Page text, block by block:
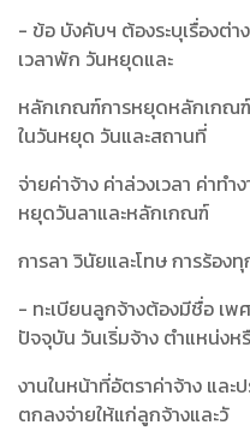
- ข้อ บังคับฯ ต้องระบุเรื่องต่า
เวลาพัก วันหยุดและ
หลักเกณฑ์การหยุดหลักเกณฑ์
ในวันหยุด วันและสถานที่
จ่ายค่าจ้าง ค่าล่วงเวลา ค่าทำ
หยุดวันลาและหลักเกณฑ์
การลา วินัยและโทษ การร้อง
- ทะเบียนลูกจ้างต้องมีชื่อ เ
ปัจจุบัน วันเริ่มจ้าง ตำแหน่งห
งานในหน้าที่อัตราค่าจ้าง แล
ตกลงจ่ายให้แก่ลูกจ้างและวั